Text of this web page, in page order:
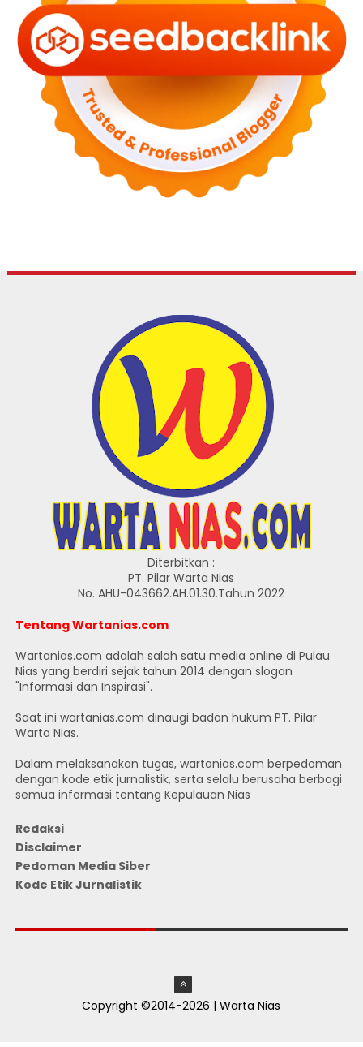
Diterbitkan :
PT. Pilar Warta Nias
No. AHU-043662.AH.01.30.Tahun 2022
Tentang Wartanias.com
Wartanias.com adalah salah satu media online di Pulau
Nias yang berdiri sejak tahun 2014 dengan slogan
"Informasi dan Inspirasi".
Saat ini wartanias.com dinaugi badan hukum PT. Pilar
Warta Nias.
Dalam melaksanakan tugas, wartanias.com berpedoman
dengan kode etik jurnalistik, serta selalu berusaha berbagi
semua informasi tentang Kepulauan Nias
Redaksi
Disclaimer
Pedoman Media Siber
Kode Etik Jurnalistik
Copyright ©2014-2026 | Warta Nias